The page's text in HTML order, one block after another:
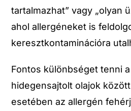
tartalmazhat” vagy „olyan
ahol allergéneket is
keresztkontaminációra
Fontos különbséget tenni
hidegensajtolt olajok
esetében az allergén